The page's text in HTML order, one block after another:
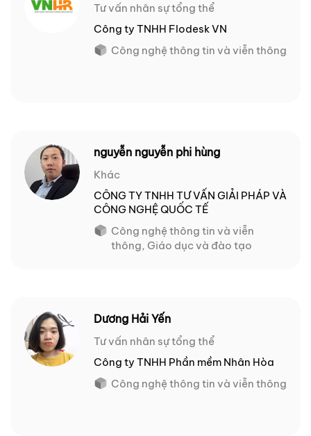
Tư vấn nhân sự tổng thể
Công ty TNHH Flodesk VN
Công nghệ thông tin và viễn thông
nguyễn nguyễn phi hùng
Khác
CÔNG TY TNHH TƯ VẤN GIẢI PHÁP VÀ
CÔNG NGHỆ QUỐC TẾ
Công nghệ thông tin và viễn
thông, Giáo dục và đào tạo
Dương Hải Yến
Tư vấn nhân sự tổng thể
Công ty TNHH Phần mềm Nhân Hòa
Công nghệ thông tin và viễn thông